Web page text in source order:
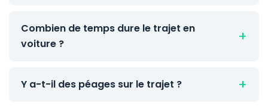
Combien de temps dure le trajet en
voiture ?
Y a-t-il des péages sur le trajet ?